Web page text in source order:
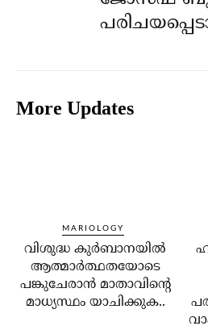
More Updates
MARIOLOGY
വിശുദ്ധ കുര്‍ബാനയില്‍
ആത്മാര്‍ത്ഥതയോടെ
പങ്കുചേരാന്‍ മാതാവിന്റെ
മാധ്യസ്ഥം യാചിക്കുക..